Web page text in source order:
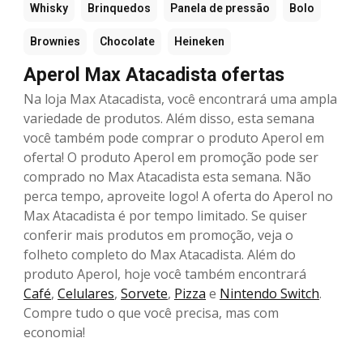
Whisky Brinquedos Panela de pressão Bolo
Brownies Chocolate Heineken
Aperol Max Atacadista ofertas
Na loja Max Atacadista, você encontrará uma ampla
variedade de produtos. Além disso, esta semana
você também pode comprar o produto Aperol em
oferta! O produto Aperol em promoção pode ser
comprado no Max Atacadista esta semana. Não
perca tempo, aproveite logo! A oferta do Aperol no
Max Atacadista é por tempo limitado. Se quiser
conferir mais produtos em promoção, veja o
folheto completo do Max Atacadista. Além do
produto Aperol, hoje você também encontrará
Café, Celulares, Sorvete, Pizza e Nintendo Switch.
Compre tudo o que você precisa, mas com
economia!